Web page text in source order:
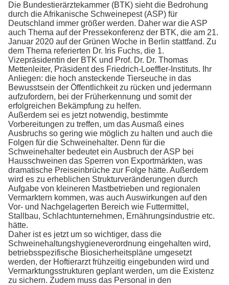
Die Bundestierärztekammer (BTK) sieht die Bedrohung
durch die Afrikanische Schweinepest (ASP) für
Deutschland immer größer werden. Daher war die ASP
auch Thema auf der Pressekonferenz der BTK, die am 21.
Januar 2020 auf der Grünen Woche in Berlin stattfand. Zu
dem Thema referierten Dr. Iris Fuchs, die 1.
Vizepräsidentin der BTK und Prof. Dr. Dr. Thomas
Mettenleiter, Präsident des Friedrich-Loeffler-Instituts. Ihr
Anliegen: die hoch ansteckende Tierseuche in das
Bewusstsein der Öffentlichkeit zu rücken und jedermann
aufzufordern, bei der Früherkennung und somit der
erfolgreichen Bekämpfung zu helfen.
Außerdem sei es jetzt notwendig, bestimmte
Vorbereitungen zu treffen, um das Ausmaß eines
Ausbruchs so gering wie möglich zu halten und auch die
Folgen für die Schweinehalter. Denn für die
Schweinehalter bedeutet ein Ausbruch der ASP bei
Hausschweinen das Sperren von Exportmärkten, was
dramatische Preiseinbrüche zur Folge hätte. Außerdem
wird es zu erheblichen Strukturveränderungen durch
Aufgabe von kleineren Mastbetrieben und regionalen
Vermarktern kommen, was auch Auswirkungen auf den
Vor- und Nachgelagerten Bereich wie Futtermittel,
Stallbau, Schlachtunternehmen, Ernährungsindustrie etc.
hätte.
Daher ist es jetzt um so wichtiger, dass die
Schweinehaltungshygieneverordnung eingehalten wird,
betriebsspezifische Biosicherheitspläne umgesetzt
werden, der Hoftierarzt frühzeitig eingebunden wird und
Vermarktungsstrukturen geplant werden, um die Existenz
zu sichern. Zudem muss das Personal in den